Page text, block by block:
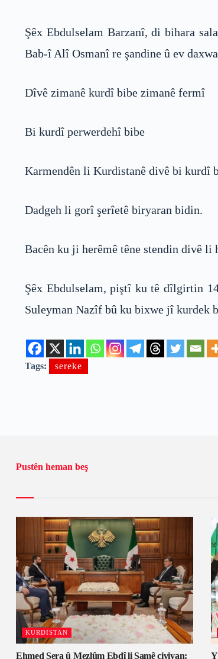
Şêx Ebdulselam Barzanî, di bihara
Bab-î Alî Osmanî re şandine û ev
Dîvê zimanê kurdî bibe zimanê fermî
Bi kurdî perwerdehî bibe
Karmendên li Kurdistanê divê bi kurdî
Dadgeh li gorî şerîetê biryaran bidin.
Bacên ku ji herêmê têne stendin divê li
Şêx Ebdulselam, piştî ku tê dîlgirtin
Suleyman Nazîf bû ku bixwe jî kurdek
Tags: sereke
Pustên heman beş
KURDISTAN
Ehmed Şera û Mezlûm Ebdî li Şamê civiyan: